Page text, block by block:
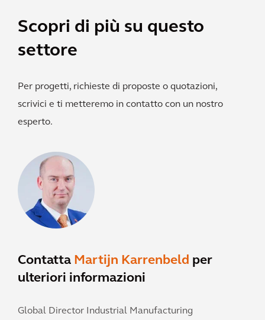
Scopri di più su questo
settore
Per progetti, richieste di proposte o quotazioni,
scrivici e ti metteremo in contatto con un nostro
esperto.
Contatta Martijn Karrenbeld per
ulteriori informazioni
Global Director Industrial Manufacturing